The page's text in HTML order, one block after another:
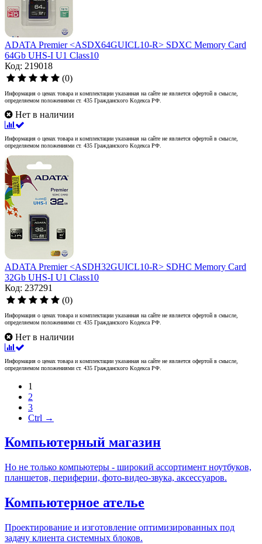
ADATA Premier <ASDX64GUICL10-R> SDXC Memory Card
64Gb UHS-I U1 Class10
Код: 219018
(0)
Информация о ценах товара и комплектации указанная на сайте не является офертой в смысле,
определяемом положениями ст. 435 Гражданского Кодекса РФ.
Нет в наличии
Информация о ценах товара и комплектации указанная на сайте не является офертой в смысле,
определяемом положениями ст. 435 Гражданского Кодекса РФ.
ADATA Premier <ASDH32GUICL10-R> SDHC Memory Card
32Gb UHS-I U1 Class10
Код: 237291
(0)
Информация о ценах товара и комплектации указанная на сайте не является офертой в смысле,
определяемом положениями ст. 435 Гражданского Кодекса РФ.
Нет в наличии
Информация о ценах товара и комплектации указанная на сайте не является офертой в смысле,
определяемом положениями ст. 435 Гражданского Кодекса РФ.
1
2
3
Ctrl →
Компьютерный магазин
Но не только компьютеры - широкий ассортимент ноутбуков,
планшетов, периферии, фото-видео-звука, аксессуаров.
Компьютерное ателье
Проектирование и изготовление оптимизированных под
задачу клиента системных блоков.